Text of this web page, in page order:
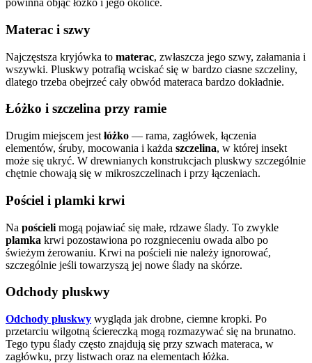
powinna objąć łóżko i jego okolice.
Materac i szwy
Najczęstsza kryjówka to materac, zwłaszcza jego szwy, załamania i
wszywki. Pluskwy potrafią wciskać się w bardzo ciasne szczeliny,
dlatego trzeba obejrzeć cały obwód materaca bardzo dokładnie.
Łóżko i szczelina przy ramie
Drugim miejscem jest łóżko — rama, zagłówek, łączenia
elementów, śruby, mocowania i każda szczelina, w której insekt
może się ukryć. W drewnianych konstrukcjach pluskwy szczególnie
chętnie chowają się w mikroszczelinach i przy łączeniach.
Pościel i plamki krwi
Na pościeli mogą pojawiać się małe, rdzawe ślady. To zwykle
plamka krwi pozostawiona po rozgnieceniu owada albo po
świeżym żerowaniu. Krwi na pościeli nie należy ignorować,
szczególnie jeśli towarzyszą jej nowe ślady na skórze.
Odchody pluskwy
Odchody pluskwy wygląda jak drobne, ciemne kropki. Po
przetarciu wilgotną ściereczką mogą rozmazywać się na brunatno.
Tego typu ślady często znajdują się przy szwach materaca, w
zagłówku, przy listwach oraz na elementach łóżka.